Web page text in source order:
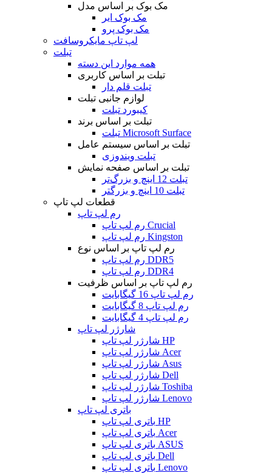
مک بوک بر اساس مدل
مک بوک ایر
مک بوک پرو
لپ تاپ مایکروسافت
تبلت
همه موارد این دسته
تبلت بر اساس کاربری
تبلت قلم دار
لوازم جانبی تبلت
کیبورد تبلت
تبلت بر اساس برند
تبلت Microsoft Surface
تبلت بر اساس سیستم عامل
تبلت ویندوزی
تبلت بر اساس صفحه نمایش
تبلت 12 اینچ و بزرگ‌تر
تبلت 10 اینچ و بزرگتر
قطعات لپ تاپ
رم لپ تاپ
رم لپ تاپ Crucial
رم لپ تاپ Kingston
رم لپ تاپ بر اساس نوع
رم لپ تاپ DDR5
رم لپ تاپ DDR4
رم لپ تاپ بر اساس ظرفیت
رم لپ تاپ 16 گیگابایت
رم لپ تاپ 8 گیگابایت
رم لپ تاپ 4 گیگابایت
شارژر لپ تاپ
شارژر لپ تاپ HP
شارژر لپ تاپ Acer
شارژر لپ تاپ Asus
شارژر لپ تاپ Dell
شارژر لپ تاپ Toshiba
شارژر لپ تاپ Lenovo
باتری لپ تاپ
باتری لپ تاپ HP
باتری لپ تاپ Acer
باتری لپ تاپ ASUS
باتری لپ تاپ Dell
باتری لپ تاپ Lenovo